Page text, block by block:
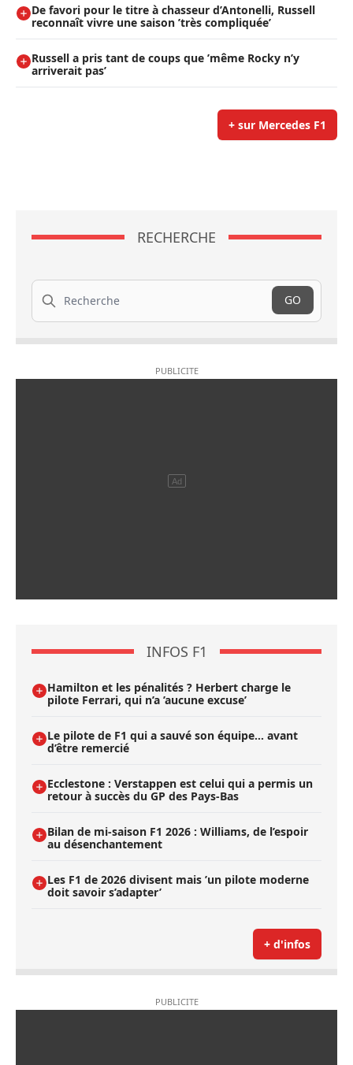
De favori pour le titre à chasseur d’Antonelli, Russell
reconnaît vivre une saison ’très compliquée’
Russell a pris tant de coups que ’même Rocky n’y
arriverait pas’
+ sur Mercedes F1
RECHERCHE
Recherche
GO
INFOS F1
Hamilton et les pénalités ? Herbert charge le
pilote Ferrari, qui n’a ’aucune excuse’
Le pilote de F1 qui a sauvé son équipe… avant
d’être remercié
Ecclestone : Verstappen est celui qui a permis un
retour à succès du GP des Pays-Bas
Bilan de mi-saison F1 2026 : Williams, de l’espoir
au désenchantement
Les F1 de 2026 divisent mais ’un pilote moderne
doit savoir s’adapter’
+ d'infos